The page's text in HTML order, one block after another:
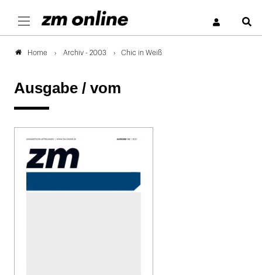
Home Archiv - 2003 Chic in Weiß
Ausgabe / vom